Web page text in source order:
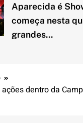
Aparecida é
começa nesta
grandes...
dentro da